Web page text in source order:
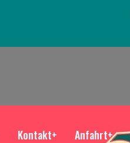
Kontakt+ Anfahrt+